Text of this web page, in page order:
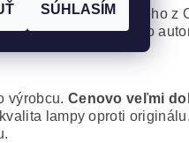
výbojka od niektorého z
od kompatibilného
výrobcu. Cenovo veľmi
lampy oproti
SÚHLASÍM